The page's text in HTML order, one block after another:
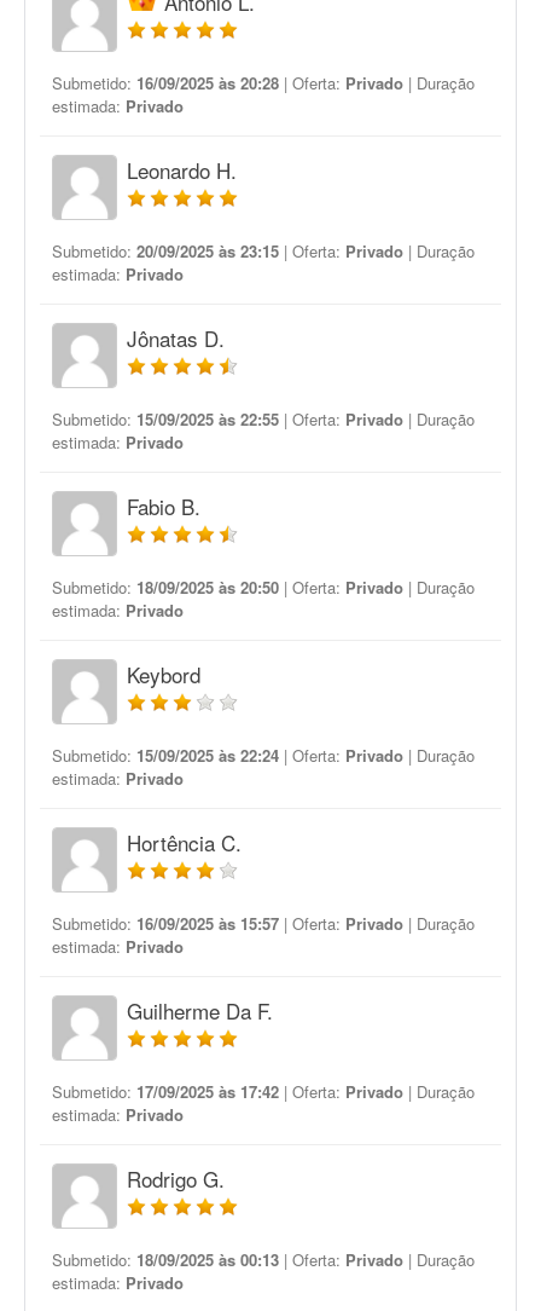
Submetido: 16/09/2025 às 20:28 | Oferta: Privado | Duração
estimada: Privado
Leonardo H.
Submetido: 20/09/2025 às 23:15 | Oferta: Privado | Duração
estimada: Privado
Jônatas D.
Submetido: 15/09/2025 às 22:55 | Oferta: Privado | Duração
estimada: Privado
Fabio B.
Submetido: 18/09/2025 às 20:50 | Oferta: Privado | Duração
estimada: Privado
Keybord
Submetido: 15/09/2025 às 22:24 | Oferta: Privado | Duração
estimada: Privado
Hortência C.
Submetido: 16/09/2025 às 15:57 | Oferta: Privado | Duração
estimada: Privado
Guilherme Da F.
Submetido: 17/09/2025 às 17:42 | Oferta: Privado | Duração
estimada: Privado
Rodrigo G.
Submetido: 18/09/2025 às 00:13 | Oferta: Privado | Duração
estimada: Privado